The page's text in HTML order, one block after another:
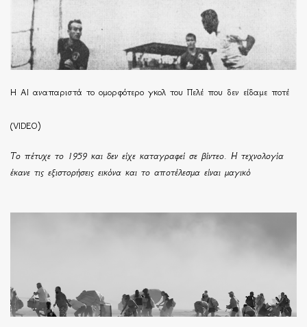
Η ΑΙ αναπαριστά το ομορφότερο γκολ του Πελέ που δεν είδαμε ποτέ
(VIDEO)
Το πέτυχε το 1959 και δεν είχε καταγραφεί σε βίντεο. Η τεχνολογία
έκανε τις εξιστορήσεις εικόνα και το αποτέλεσμα είναι μαγικό